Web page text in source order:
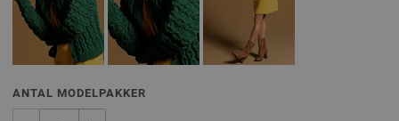
ANTAL MODELPAKKER